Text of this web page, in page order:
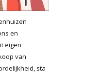
en
eigen
van
sta